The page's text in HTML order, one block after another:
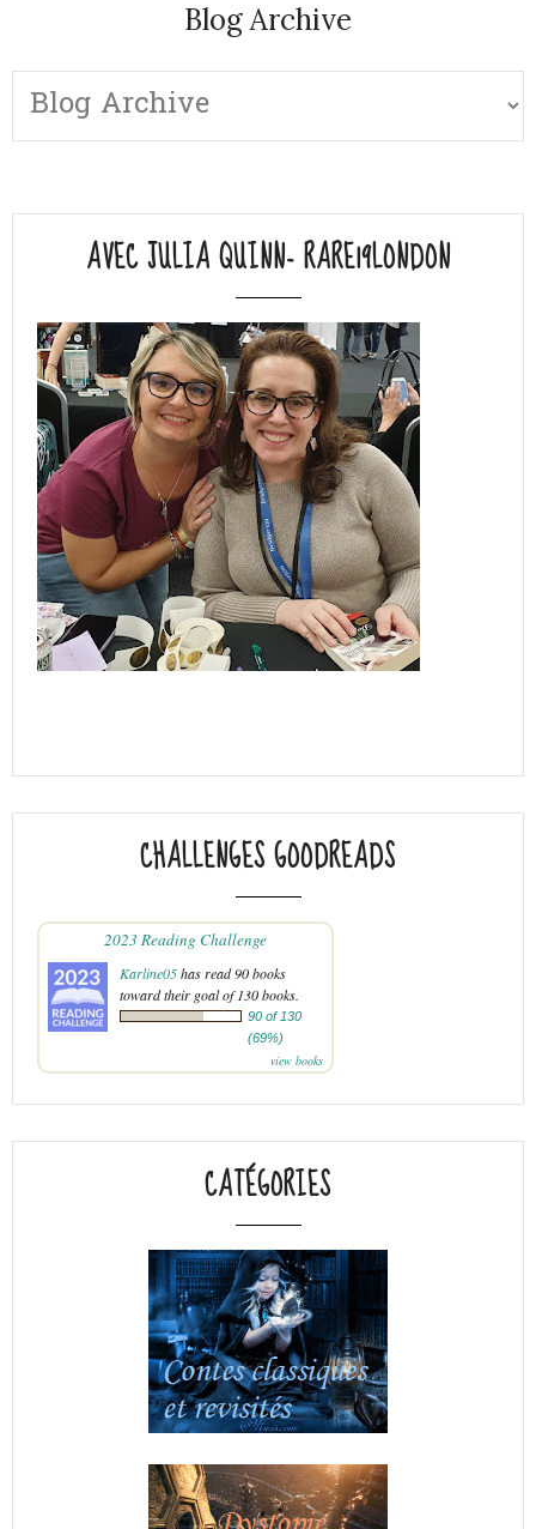
Blog Archive
AVEC JULIA QUINN- RARE19LONDON
CHALLENGES GOODREADS
2023 Reading Challenge
Karline05has read 90 books
toward their goal of 130 books.
90 of 130
(69%)
view books
CATÉGORIES